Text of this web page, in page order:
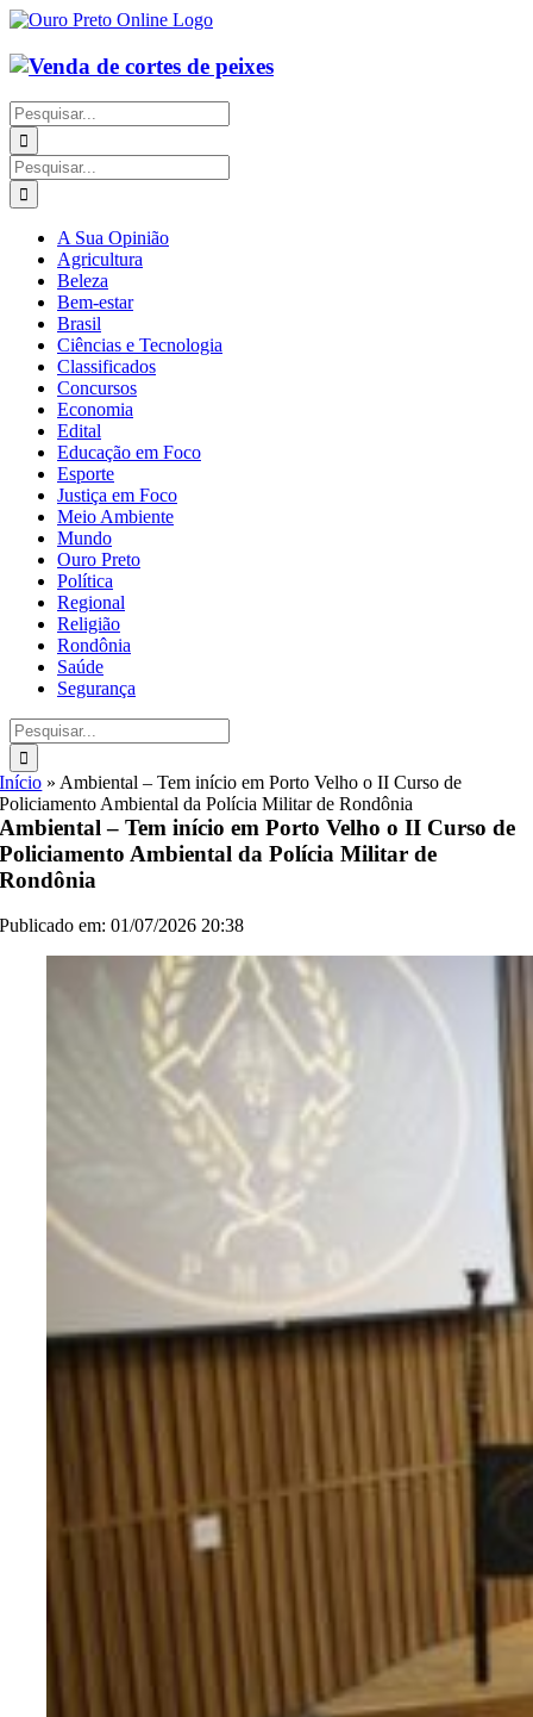
Ir
o
conteúdo
Buscar
resultados
para:
Buscar
resultados
para:
A Sua Opinião
Agricultura
Beleza
Bem-estar
Brasil
Ciências e Tecnologia
Classificados
Concursos
Economia
Edital
Educação em Foco
Esporte
Justiça em Foco
Meio Ambiente
Mundo
Ouro Preto
Política
Regional
Religião
Rondônia
Saúde
Segurança
Buscar
resultados
para:
Início »Ambiental – Tem início em Porto Velho o II Curso de
Policiamento Ambiental da Polícia Militar de Rondônia
Ambiental – Tem início em Porto Velho o II Curso de
Policiamento Ambiental da Polícia Militar de
Rondônia
Publicado em: 01/07/2026 20:38